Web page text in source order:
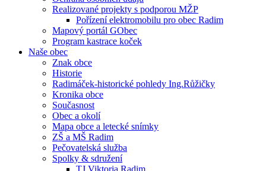
Realizované projekty s podporou MŽP
Pořízení elektromobilu pro obec Radim
Mapový portál GObec
Program kastrace koček
Naše obec
Znak obce
Historie
Radimáček-historické pohledy Ing.Růžičky
Kronika obce
Současnost
Obec a okolí
Mapa obce a letecké snímky
ZŠ a MŠ Radim
Pečovatelská služba
Spolky & sdružení
TJ Viktoria Radim